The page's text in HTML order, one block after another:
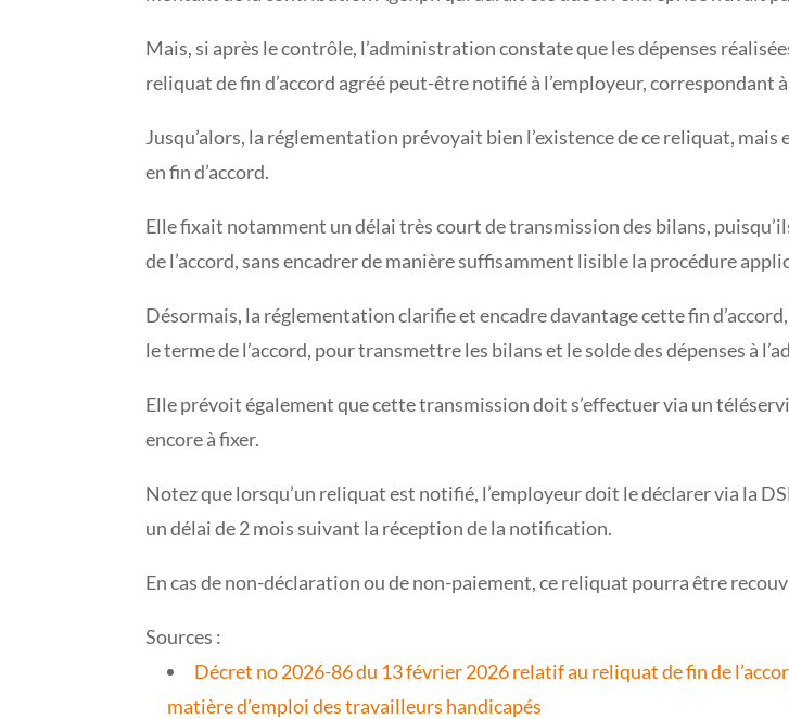
Mais, si après le contrôle, l’administration constate que les dépenses
reliquat de fin d’accord agréé peut-être notifié à l’employeur, correspondant
Jusqu’alors, la réglementation prévoyait bien l’existence de ce reliquat,
en fin d’accord.
Elle fixait notamment un délai très court de transmission des bilans,
de l’accord, sans encadrer de manière suffisamment lisible la procédure
Désormais, la réglementation clarifie et encadre davantage cette fin
le terme de l’accord, pour transmettre les bilans et le solde des dépenses à
Elle prévoit également que cette transmission doit s’effectuer via un
encore à fixer.
Notez que lorsqu’un reliquat est notifié, l’employeur doit le déclarer via la
un délai de 2 mois suivant la réception de la notification.
En cas de non-déclaration ou de non-paiement, ce reliquat pourra être
Sources :
Décret no 2026-86 du 13 février 2026 relatif au reliquat de fin de
matière d’emploi des travailleurs handicapés